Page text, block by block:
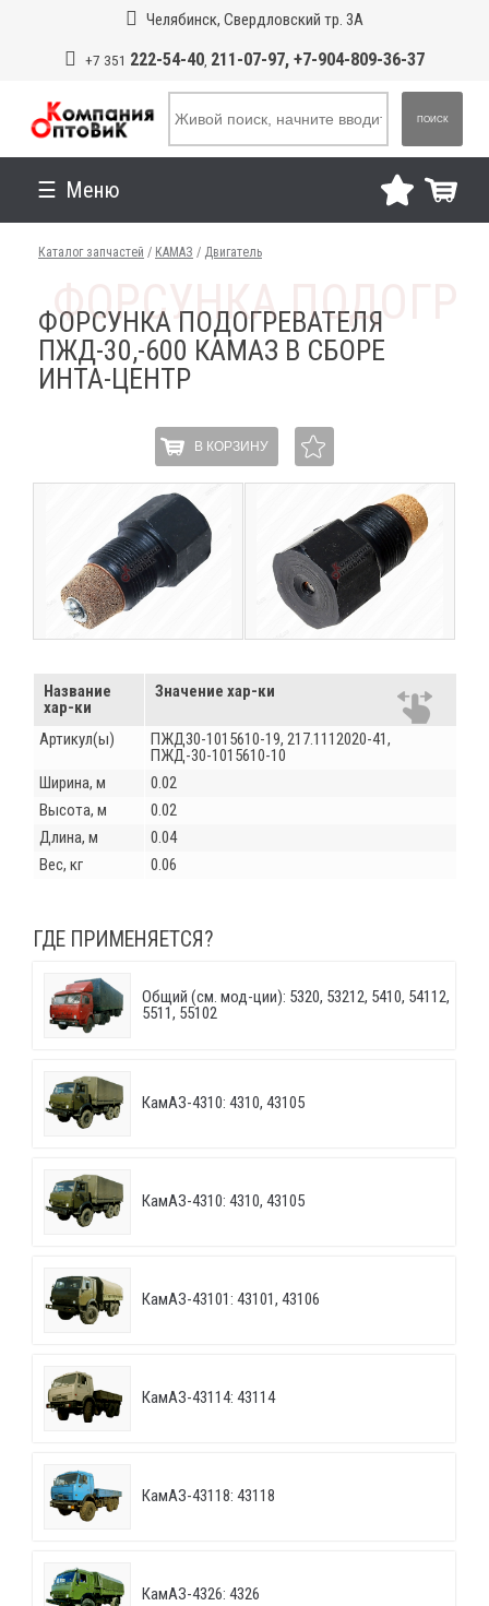
Челябинск, Свердловский тр. 3А
+7 351 222-54-40, 211-07-97, +7-904-809-36-37
ПОИСК
Меню
Каталог запчастей / КАМАЗ / Двигатель
ФОРСУНКА ПОДОГРЕВАТЕЛЯ
ПЖД-30,-600 КАМАЗ В СБОРЕ
ИНТА-ЦЕНТР
В КОРЗИНУ
Название
хар-ки
Значение хар-ки
Артикул(ы)
ПЖД30-1015610-19, 217.1112020-41,
ПЖД-30-1015610-10
Ширина, м
0.02
Высота, м
0.02
Длина, м
0.04
Вес, кг
0.06
ГДЕ ПРИМЕНЯЕТСЯ?
Общий (см. мод-ции): 5320, 53212, 5410, 54112,
5511, 55102
КамАЗ-4310: 4310, 43105
КамАЗ-4310: 4310, 43105
КамАЗ-43101: 43101, 43106
КамАЗ-43114: 43114
КамАЗ-43118: 43118
КамАЗ-4326: 4326